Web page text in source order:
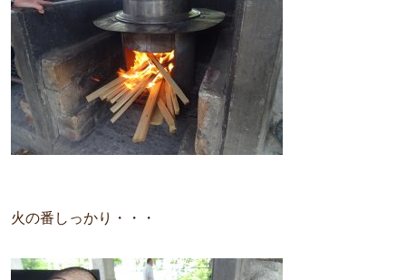
火の番しっかり・・・